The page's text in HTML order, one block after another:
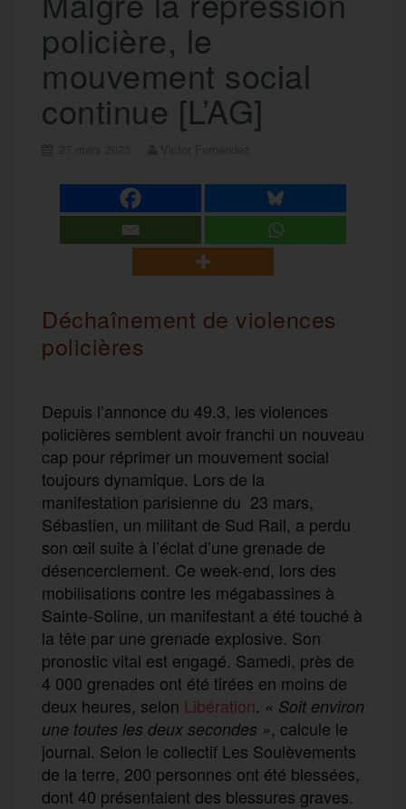
policière, le
mouvement social
continue [L’AG]
Déchaînement de violences
policières
Depuis l’annonce du 49.3, les violences
policières semblent avoir franchi un nouveau
cap pour réprimer un mouvement social
toujours dynamique. Lors de la
manifestation parisienne du 23 mars,
Sébastien, un militant de Sud Rail, a perdu
son œil suite à l’éclat d’une grenade de
désencerclement. Ce week-end, lors des
mobilisations contre les mégabassines à
Sainte-Soline, un manifestant a été touché à
la tête par une grenade explosive. Son
pronostic vital est engagé. Samedi, près de
4 000 grenades ont été tirées en moins de
deux heures, selon Libération. « Soit environ
une toutes les deux secondes », calcule le
journal. Selon le collectif Les Soulèvements
de la terre, 200 personnes ont été blessées,
dont 40 présentaient des blessures graves.